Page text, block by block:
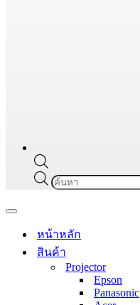
Products
search
Navigation
หน้าหลัก
สินค้า
Projector
Epson
Panasonic